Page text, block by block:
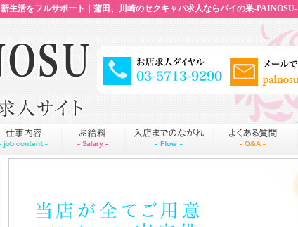
新生活をフルサポート｜蒲田、川崎のセクキャバ求人ならパイの巣-PAINOSU-